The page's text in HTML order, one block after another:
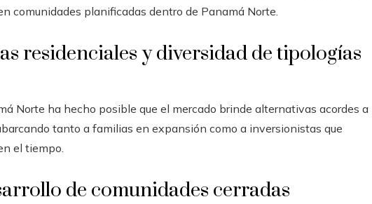
comunidades planificadas dentro de Panamá Norte.
residenciales y diversidad de tipologías
Norte ha hecho posible que el mercado brinde alternativas acordes a
tanto a familias en expansión como a inversionistas que
el tiempo.
de comunidades cerradas